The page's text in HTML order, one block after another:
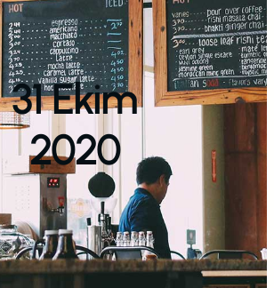
31 Ekim
2020